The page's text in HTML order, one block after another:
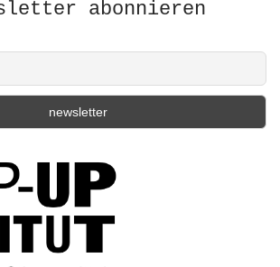
abonnieren